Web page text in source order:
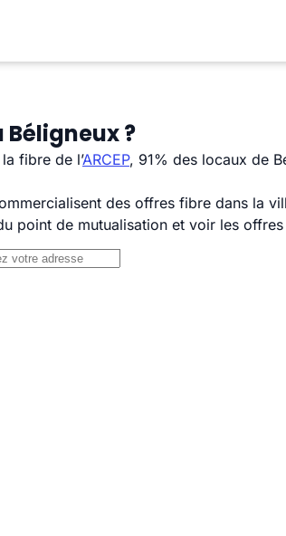
?
fibre de l’ARCEP, 91% des locaux de
des offres fibre dans la
point de mutualisation et voir les